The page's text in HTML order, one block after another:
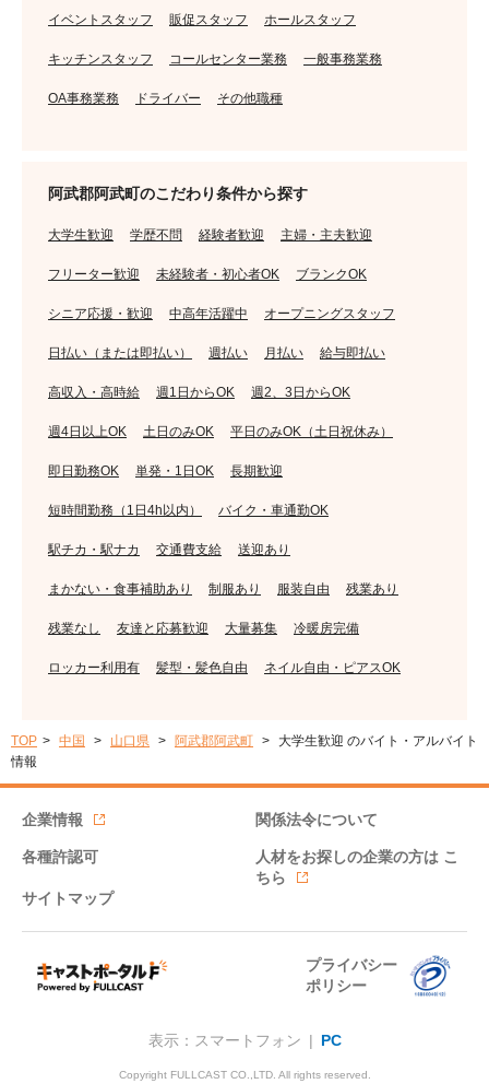
イベントスタッフ 販促スタッフ ホールスタッフ
キッチンスタッフ コールセンター業務 一般事務業務
OA事務業務 ドライバー その他職種
阿武郡阿武町のこだわり条件から探す
大学生歓迎 学歴不問 経験者歓迎 主婦・主夫歓迎
フリーター歓迎 未経験者・初心者OK ブランクOK
シニア応援・歓迎 中高年活躍中 オープニングスタッフ
日払い（または即払い） 週払い 月払い 給与即払い
高収入・高時給 週1日からOK 週2、3日からOK
週4日以上OK 土日のみOK 平日のみOK（土日祝休み）
即日勤務OK 単発・1日OK 長期歓迎
短時間勤務（1日4h以内） バイク・車通勤OK
駅チカ・駅ナカ 交通費支給 送迎あり
まかない・食事補助あり 制服あり 服装自由 残業あり
残業なし 友達と応募歓迎 大量募集 冷暖房完備
ロッカー利用有 髪型・髪色自由 ネイル自由・ピアスOK
TOP 中国 山口県 阿武郡阿武町
大学生歓迎 のバイト・アルバイト
情報
企業情報 関係法令について
各種許認可 人材をお探しの企業の方は こ
ちら
サイトマップ
プライバシー
ポリシー
表示：スマートフォン | PC
Copyright FULLCAST CO.,LTD. All rights reserved.